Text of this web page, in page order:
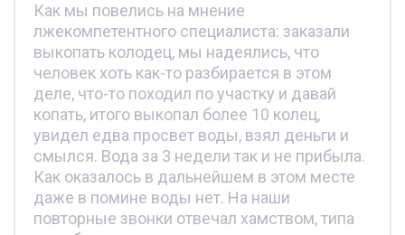
Как мы повелись на мнение
лжекомпетентного специалиста: заказали
выкопать колодец, мы надеялись, что
человек хоть как-то разбирается в этом
деле, что-то походил по участку и давай
копать, итого выкопал более 10 колец,
увидел едва просвет воды, взял деньги и
смылся. Вода за 3 недели так и не прибыла.
Как оказалось в дальнейшем в этом месте
даже в помине воды нет. На наши
повторные звонки отвечал хамством, типа